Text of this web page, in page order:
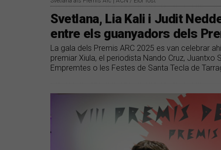
Svetlana, Lia Kali i Judit
entre els guanyadors dels
La gala dels Premis ARC 2025 es van celebrar
premiar Xiula, el periodista Nando Cruz, Juantxo
Empremtes o les Festes de Santa Tecla de